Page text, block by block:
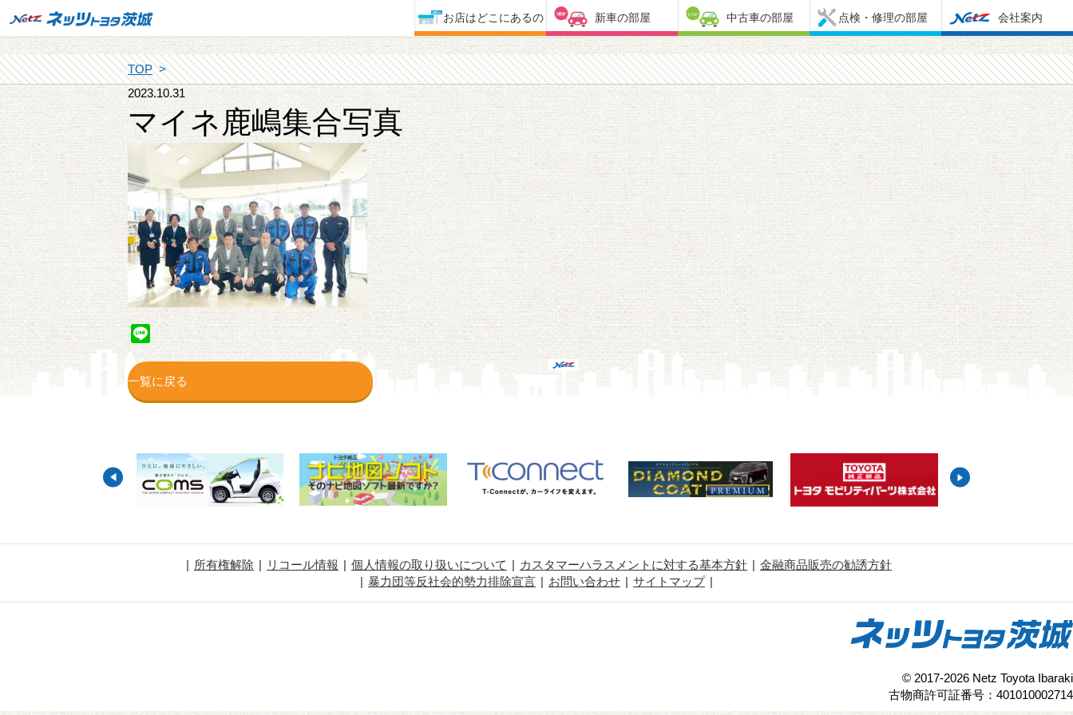
お店はどこにあるの 新車の部屋 中古車の部屋 点検・修理の部屋 会社案内
TOP
2023.10.31
マイネ鹿嶋集合写真
Line
一覧に戻る
所有権解除 リコール情報 個人情報の取り扱いについて カスタマーハラスメントに対する基本方針
金融商品販売の勧誘方針
暴力団等反社会的勢力排除宣言
お問い合わせ サイトマップ
© 2017-2026 Netz Toyota Ibaraki
古物商許可証番号：401010002714